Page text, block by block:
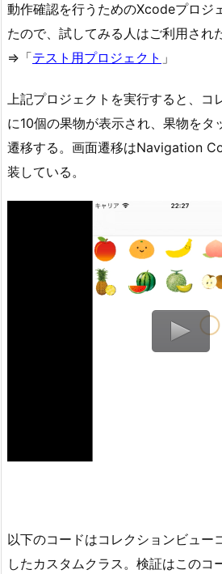
動作確認を行うためのXcodeプロジ
たので、試してみる人はご利用され
⇒「テスト用プロジェクト 」
上記プロジェクトを実行すると、コ
に10個の果物が表示され、果物をタ
遷移する。画面遷移はNavigation
装している。
以下のコードはコレクションビュー
したカスタムクラス。検証はこのコ